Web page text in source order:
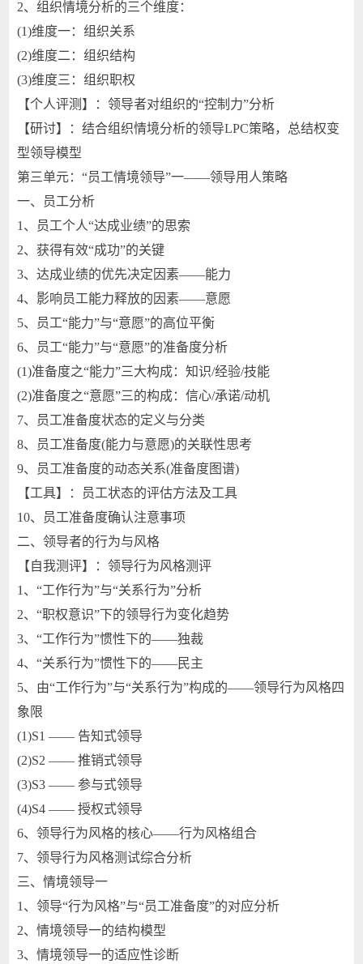
2、组织情境分析的三个维度：
(1)维度一：组织关系
(2)维度二：组织结构
(3)维度三：组织职权
【个人评测】：领导者对组织的“控制力”分析
【研讨】：结合组织情境分析的领导LPC策略，总结权变
型领导模型
第三单元：“员工情境领导”一——领导用人策略
一、员工分析
1、员工个人“达成业绩”的思索
2、获得有效“成功”的关键
3、达成业绩的优先决定因素——能力
4、影响员工能力释放的因素——意愿
5、员工“能力”与“意愿”的高位平衡
6、员工“能力”与“意愿”的准备度分析
(1)准备度之“能力”三大构成：知识/经验/技能
(2)准备度之“意愿”三的构成：信心/承诺/动机
7、员工准备度状态的定义与分类
8、员工准备度(能力与意愿)的关联性思考
9、员工准备度的动态关系(准备度图谱)
【工具】：员工状态的评估方法及工具
10、员工准备度确认注意事项
二、领导者的行为与风格
【自我测评】：领导行为风格测评
1、“工作行为”与“关系行为”分析
2、“职权意识”下的领导行为变化趋势
3、“工作行为”惯性下的——独裁
4、“关系行为”惯性下的——民主
5、由“工作行为”与“关系行为”构成的——领导行为风格四
象限
(1)S1 —— 告知式领导
(2)S2 —— 推销式领导
(3)S3 —— 参与式领导
(4)S4 —— 授权式领导
6、领导行为风格的核心——行为风格组合
7、领导行为风格测试综合分析
三、情境领导一
1、领导“行为风格”与“员工准备度”的对应分析
2、情境领导一的结构模型
3、情境领导一的适应性诊断